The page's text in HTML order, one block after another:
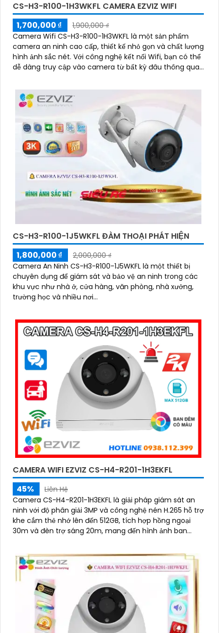
CS-H3-R100-1H3WKFL CAMERA EZVIZ WIFI
1,700,000 ₫
1,900,000 ₫
Camera Wifi CS-H3-R100-1H3WKFL là một sản phẩm
camera an ninh cao cấp, thiết kế nhỏ gọn và chất lượng
hình ảnh sắc nét. Với công nghệ kết nối Wifi, bạn có thể
dễ dàng truy cập vào camera từ bất kỳ đâu thông qua
CS-H3-R100-1J5WKFL ĐÀM THOẠI PHÁT HIỆN
1,800,000 ₫
2,000,000 ₫
Camera An Ninh CS-H3-R100-1J5WKFL là một thiết bị
chuyên dụng để giám sát và bảo vệ an ninh trong các
khu vực như nhà ở, cửa hàng, văn phòng, nhà xưởng,
trường học và nhiều nơi...
CAMERA WIFI EZVIZ CS-H4-R201-1H3EKFL
45%
Liên Hệ
Camera CS-H4-R201-1H3EKFL là giải pháp giám sát an
ninh với độ phân giải 3MP và công nghệ nén H.265 hỗ trợ
khe cắm thẻ nhớ lên đến 512GB, tích hợp hồng ngoại
30m và đèn trợ sáng 20m, mang đến hình ảnh ban